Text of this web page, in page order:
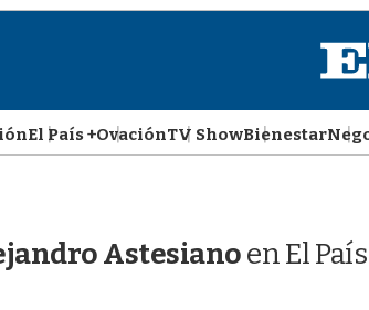
El País +OvaciónTV ShowBienestar
Astesianoen El